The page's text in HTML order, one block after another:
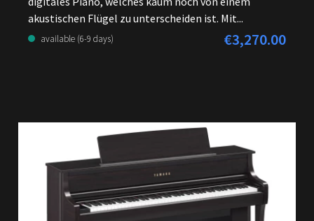
akustischen Flügel zu unterscheiden ist. Mit...
available (6-9 days) Regular price:
€3,270.00